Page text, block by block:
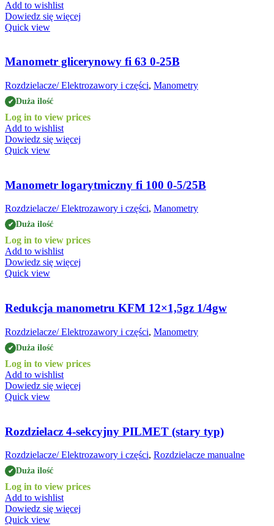
Add to wishlist
Dowiedz się więcej
Quick view
Manometr glicerynowy fi 63 0-25B
Rozdzielacze/ Elektrozawory i części, Manometry
✔ Duża ilość
Log in to view prices
Add to wishlist
Dowiedz się więcej
Quick view
Manometr logarytmiczny fi 100 0-5/25B
Rozdzielacze/ Elektrozawory i części, Manometry
✔ Duża ilość
Log in to view prices
Add to wishlist
Dowiedz się więcej
Quick view
Redukcja manometru KFM 12×1,5gz 1/4gw
Rozdzielacze/ Elektrozawory i części, Manometry
✔ Duża ilość
Log in to view prices
Add to wishlist
Dowiedz się więcej
Quick view
Rozdzielacz 4-sekcyjny PILMET (stary typ)
Rozdzielacze/ Elektrozawory i części, Rozdzielacze manualne
✔ Duża ilość
Log in to view prices
Add to wishlist
Dowiedz się więcej
Quick view